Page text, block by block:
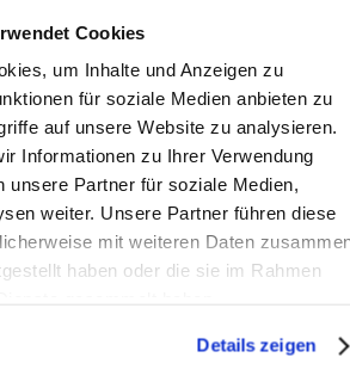
Cookies
um Inhalte und Anzeigen zu
für soziale Medien anbieten zu
auf unsere Website zu analysieren.
Informationen zu Ihrer Verwendung
unsere Partner für soziale Medien,
weiter. Unsere Partner führen diese
mit weiteren Daten
haben oder die sie im Rahmen
Details zeigen
fokmethoden
nieuwe
Het afnemen van